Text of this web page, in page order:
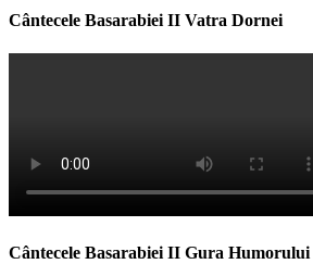
Cântecele Basarabiei II Vatra Dornei
Cântecele Basarabiei II Gura Humorului